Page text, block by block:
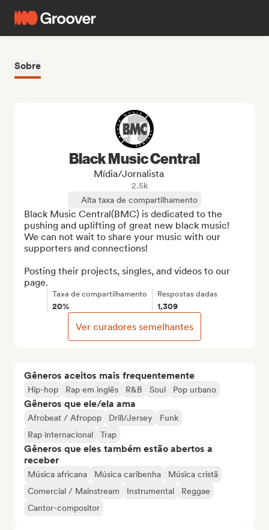
Sobre
Gêneros aceitos mais frequentemente
Hip-hop Rap em inglês R&B Soul Pop urbano
Gêneros que ele/ela ama
Afrobeat / Afropop Drill/Jersey
Funk
Rap internacional
Trap
Gêneros que eles também estão abertos a
receber
Música africana Música caribenha
Música cristã
Comercial / Mainstream
Instrumental
Reggae
Cantor-compositor
Black Music Central
Mídia/Jornalista
2.5k
Alta taxa de compartilhamento
Black Music Central(BMC) is dedicated to the
pushing and uplifting of great new black music!
We can not wait to share your music with our
supporters and connections!
Posting their projects, singles, and videos to our
page.
Taxa de compartilhamento
20%
Respostas dadas
1,309
Ver curadores semelhantes